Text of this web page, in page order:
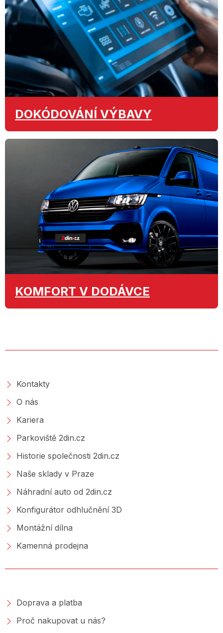
DOKÓDOVÁNÍ VÝBAVY
KOMFORT V DODÁVCE
Kontakty
O nás
Kariera
Parkoviště 2din.cz
Historie společnosti 2din.cz
Naše sklady v Praze
Náhradní auto od 2din.cz
Konfigurátor odhlučnění 3D
Montážní dílna
Kamenná prodejna
Doprava a platba
Proč nakupovat u nás?